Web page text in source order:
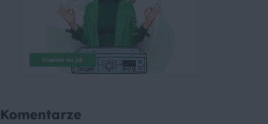
Komentarze